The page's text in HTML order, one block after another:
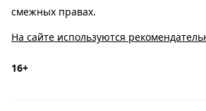
смежных правах.
На сайте используются
16+